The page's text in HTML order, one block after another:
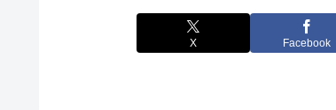
X Facebook